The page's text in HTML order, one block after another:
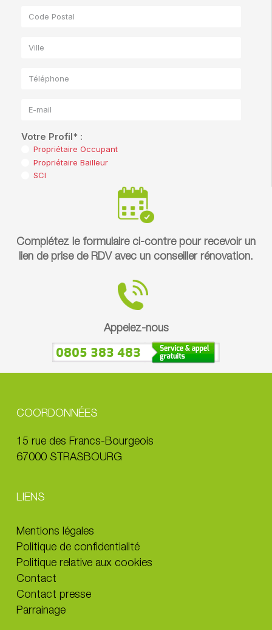
Complétez le formulaire ci-contre pour recevoir un
lien de prise de RDV avec un conseiller rénovation.
Appelez-nous
0805 383 483
COORDONNÉES
15 rue des Francs-Bourgeois
67000 STRASBOURG
LIENS
Mentions légales
Politique de confidentialité
Politique relative aux cookies
Contact
Contact presse
Parrainage